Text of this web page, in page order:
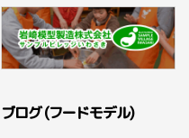
ブログ (フードモデル)